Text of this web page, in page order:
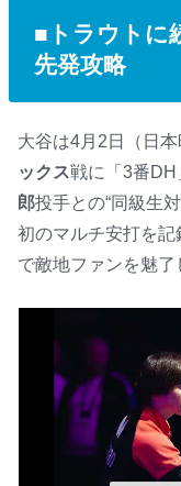
■トラウトに
先発攻略
大谷は4月2日（日
ックス戦に「3番
郎投手との“同級生
初のマルチ安打を
で敵地ファンを魅了